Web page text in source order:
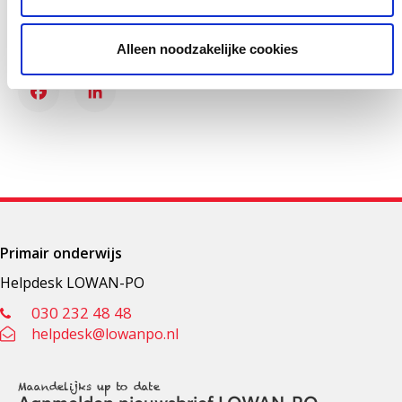
Alleen noodzakelijke cookies
FacebookLinkedIn
Primair onderwijs
Helpdesk LOWAN-PO
030 232 48 48
helpdesk@lowanpo.nl
Maandelijks up to date